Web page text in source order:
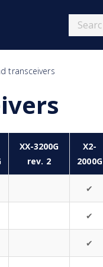
transceivers
XX-3200G
rev. 2
X2-
2000G
✔
✔
✔